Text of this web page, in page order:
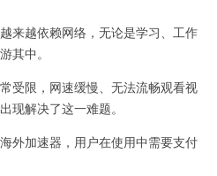
越依赖网络，无论是学习、工作
其中。
限，网速缓慢、无法流畅观看视
现解决了这一难题。
加速器，用户在使用中需要支付